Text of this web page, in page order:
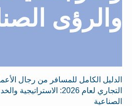
والرؤى
الدليل الكامل للمسافر من رجال
التجاري لعام 2026:
الصناعية